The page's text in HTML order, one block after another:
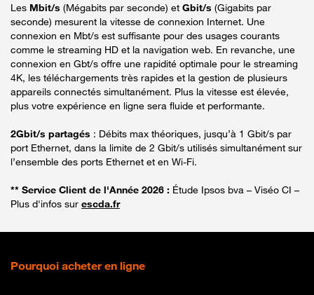
Les Mbit/s (Mégabits par seconde) et Gbit/s (Gigabits par
seconde) mesurent la vitesse de connexion Internet. Une
connexion en Mbt/s est suffisante pour des usages courants
comme le streaming HD et la navigation web. En revanche, une
connexion en Gbt/s offre une rapidité optimale pour le streaming
4K, les téléchargements très rapides et la gestion de plusieurs
appareils connectés simultanément. Plus la vitesse est élevée,
plus votre expérience en ligne sera fluide et performante.
2Gbit/s partagés : Débits max théoriques, jusqu’à 1 Gbit/s par
port Ethernet, dans la limite de 2 Gbit/s utilisés simultanément sur
l’ensemble des ports Ethernet et en Wi-Fi.
** Service Client de l'Année 2026 : Étude Ipsos bva – Viséo CI –
Plus d'infos sur escda.fr
Pourquoi acheter en ligne